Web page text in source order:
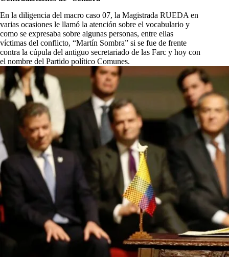
En la diligencia del macro caso 07, la Magistrada RUEDA en
varias ocasiones le llamó la atención sobre el vocabulario y
como se expresaba sobre algunas personas, entre ellas
víctimas del conflicto, “Martín Sombra” si se fue de frente
contra la cúpula del antiguo secretariado de las Farc y hoy con
el nombre del Partido político Comunes.